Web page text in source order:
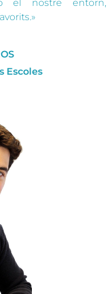
el nostre entorn,
Escoles